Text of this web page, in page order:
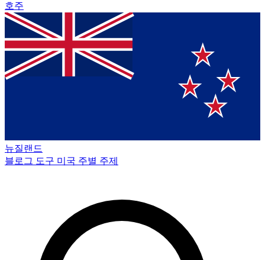
호주
뉴질랜드
블로그 도구 미국 주별 주제